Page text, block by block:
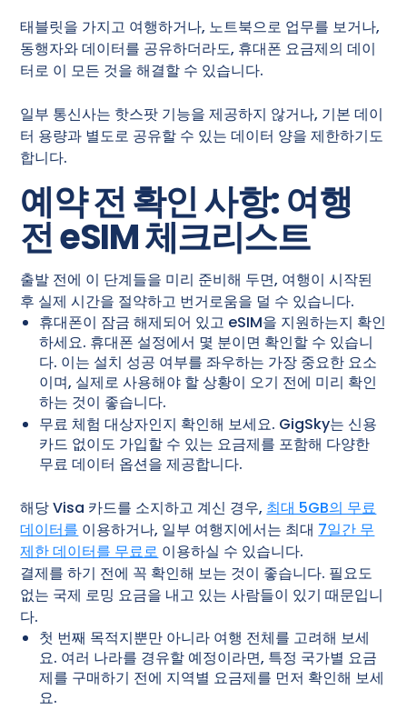
태블릿을 가지고 여행하거나, 노트북으로 업무를 보거나,
동행자와 데이터를 공유하더라도, 휴대폰 요금제의 데이
터로 이 모든 것을 해결할 수 있습니다.
일부 통신사는 핫스팟 기능을 제공하지 않거나, 기본 데이
터 용량과 별도로 공유할 수 있는 데이터 양을 제한하기도
합니다.
예약 전 확인 사항: 여행
전 eSIM 체크리스트
출발 전에 이 단계들을 미리 준비해 두면, 여행이 시작된
후 실제 시간을 절약하고 번거로움을 덜 수 있습니다.
휴대폰이 잠금 해제되어 있고 eSIM을 지원하는지 확인
하세요. 휴대폰 설정에서 몇 분이면 확인할 수 있습니
다. 이는 설치 성공 여부를 좌우하는 가장 중요한 요소
이며, 실제로 사용해야 할 상황이 오기 전에 미리 확인
하는 것이 좋습니다.
무료 체험 대상자인지 확인해 보세요. GigSky는 신용
카드 없이도 가입할 수 있는 요금제를 포함해 다양한
무료 데이터 옵션을 제공합니다.
해당 Visa 카드를 소지하고 계신 경우, 최대 5GB의 무료
데이터를 이용하거나, 일부 여행지에서는 최대 7일간 무
제한 데이터를 무료로 이용하실 수 있습니다.
결제를 하기 전에 꼭 확인해 보는 것이 좋습니다. 필요도
없는 국제 로밍 요금을 내고 있는 사람들이 있기 때문입니
다.
첫 번째 목적지뿐만 아니라 여행 전체를 고려해 보세
요. 여러 나라를 경유할 예정이라면, 특정 국가별 요금
제를 구매하기 전에 지역별 요금제를 먼저 확인해 보세
요.